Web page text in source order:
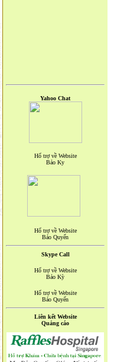
Yahoo Chat
Hổ trợ về Website
Bảo Ky
Hổ trợ về Website
Bảo Quyến
Skype Call
Hổ trợ về Website
Bảo Kỳ
Hổ trợ về Website
Bảo Quyến
Liên kết Website
Quảng cáo